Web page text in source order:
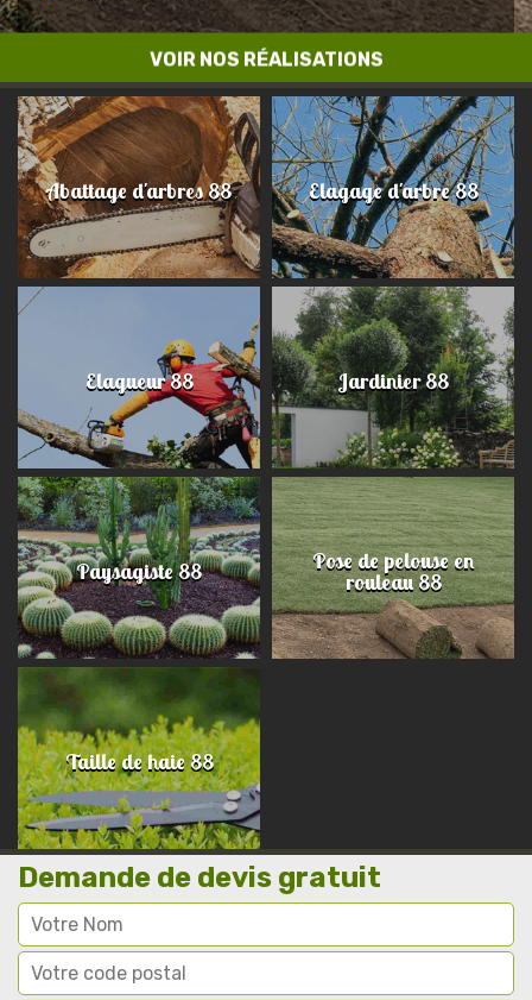
VOIR NOS RÉALISATIONS
Abattage d'arbres 88 Elagage d'arbre 88
Elagueur 88 Jardinier 88
Paysagiste 88 Pose de pelouse en
rouleau 88
Taille de haie 88
Demande de devis gratuit